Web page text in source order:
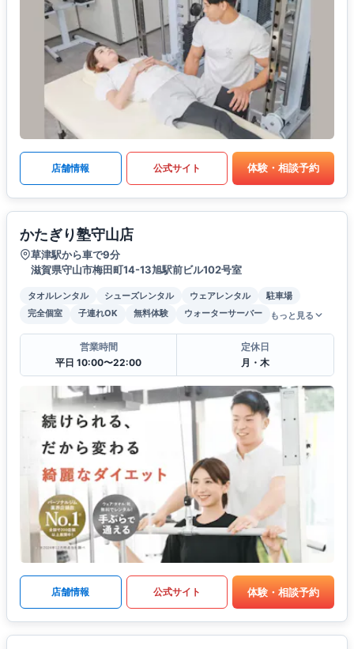
店舗情報 公式サイト 体験・相談予約
かたぎり塾守山店
草津駅から車で9分
滋賀県守山市梅田町14-13旭駅前ビル102号室
タオルレンタル シューズレンタル ウェアレンタル
駐車場
完全個室
子連れOK 無料体験 ウォーターサーバー もっと見る
営業時間
平日 10:00〜22:00
定休日
月・木
店舗情報 公式サイト 体験・相談予約